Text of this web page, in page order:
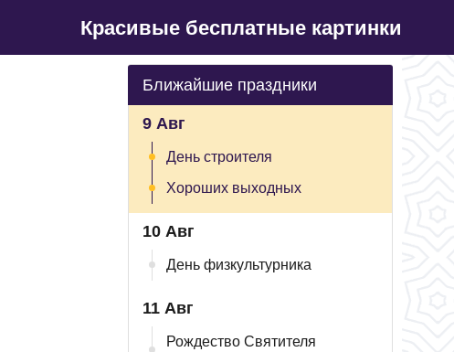
Красивые бесплатные картинки
Ближайшие праздники
9 Авг
День строителя
Хороших выходных
10 Авг
День физкультурника
11 Авг
Рождество Святителя